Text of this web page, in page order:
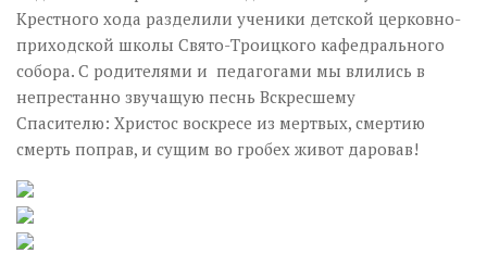
Крестного хода разделили ученики детской церковно-
приходской школы Свято-Троицкого кафедрального
собора. С родителями и педагогами мы влились в
непрестанно звучащую песнь Вскресшему
Спасителю: Христос воскресе из мертвых, смертию
смерть поправ, и сущим во гробех живот даровав!